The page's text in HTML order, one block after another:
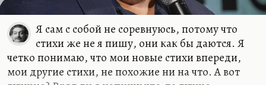
Я сам с собой не соревнуюсь, потому что
стихи же не я пишу, они как бы даются. Я
четко понимаю, что мои новые стихи впереди,
мои другие стихи, не похожие ни на что. А вот